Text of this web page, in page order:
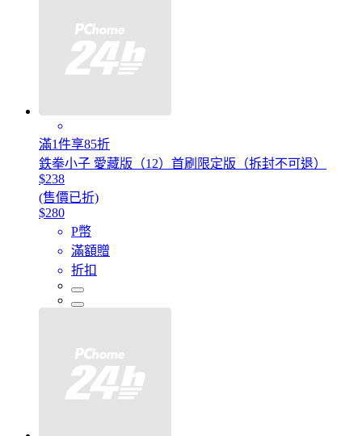
滿1件享85折
鉄拳小子 愛藏版（12）首刷限定版（拆封不可退）
$238
(售價已折)
$280
P幣
滿額贈
折扣